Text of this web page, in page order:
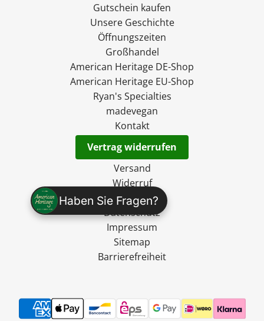
Haben Sie Fragen?
Gutschein kaufen
Unsere Geschichte
Öffnungszeiten
Großhandel
American Heritage DE-Shop
American Heritage EU-Shop
Ryan's Specialties
madevegan
Kontakt
Vertrag widerrufen
Versand
Widerruf
AGB
Datenschutz
Impressum
Sitemap
Barrierefreiheit